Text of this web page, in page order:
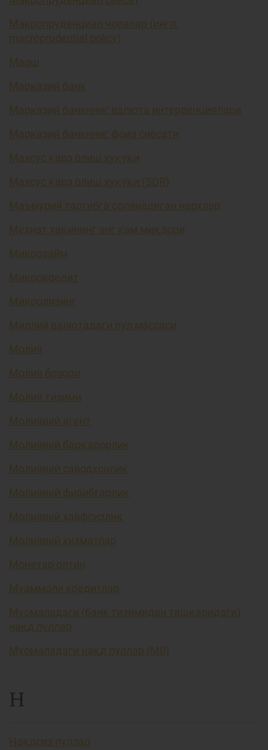
Макропруденциал чоралар (ингл.
macroprudential policy)
Маош
Марказий банк
Марказий банкнинг валюта интервенциялари
Марказий банкнинг фоиз сиёсати
Махсус қарз олиш ҳуқуқи
Махсус қарз олиш ҳуқуқи (SDR)
Маъмурий тартибга солинадиган нархлар
Меҳнат ҳақининг энг кам миқдори
Микрозайм
Микрокредит
Микролизинг
Миллий валютадаги пул массаси
Молия
Молия бозори
Молия тизими
Молиявий агент
Молиявий барқарорлик
Молиявий саводхонлик
Молиявий фирибгарлик
Молиявий хавфсизлик
Молиявий хизматлар
Монетар олтин
Муаммоли кредитлар
Муомаладаги (банк тизимидан ташқаридаги)
нақд пуллар
Муомаладаги нақд пуллар (М0)
Н
Нақдсиз пуллар